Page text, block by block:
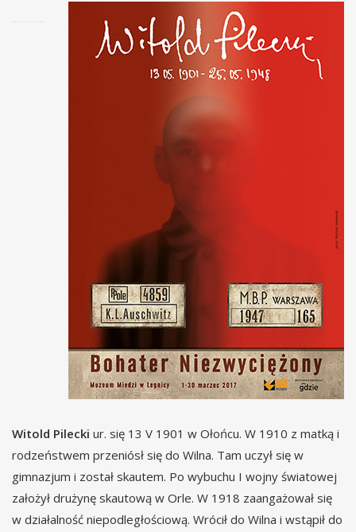
Witold Pilecki ur. się 13 V 1901 w Ołońcu. W 1910 z matką i
rodzeństwem przeniósł się do Wilna. Tam uczył się w
gimnazjum i został skautem. Po wybuchu I wojny światowej
założył drużynę skautową w Orle. W 1918 zaangażował się
w działalność niepodległościową. Wrócił do Wilna i wstąpił do